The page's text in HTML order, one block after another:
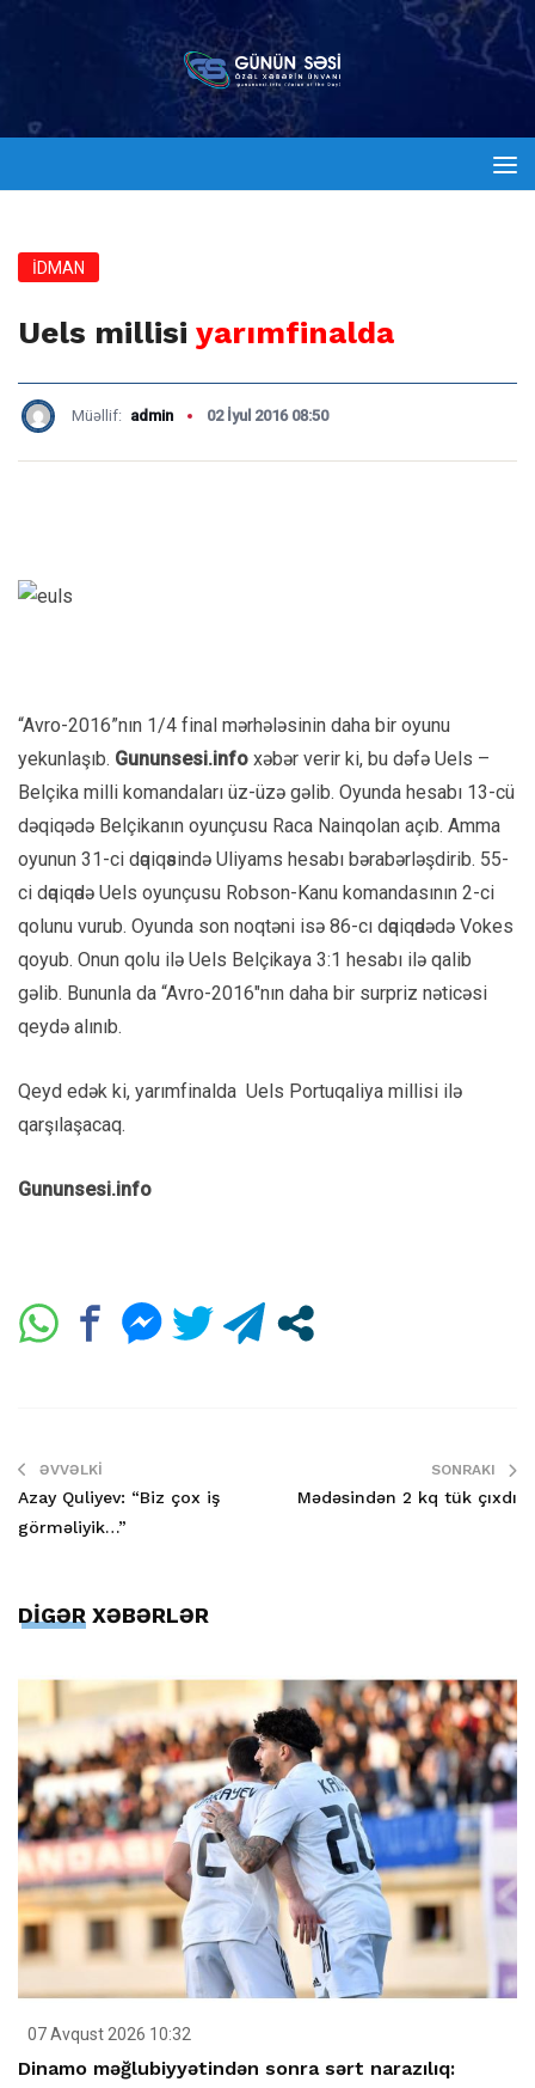
İDMAN
Uels millisi yarımfinalda
Müəllif: admin 02 İyul 2016 08:50
“Avro-2016”nın 1/4 final mərhələsinin daha bir oyunu
yekunlaşıb. Gununsesi.info xəbər verir ki, bu dəfə Uels –
Belçika milli komandaları üz-üzə gəlib. Oyunda hesabı 13-cü
dəqiqədə Belçikanın oyunçusu Raca Nainqolan açıb. Amma
oyunun 31-ci dәqiqәsində Uliyams hesabı bərabərləşdirib. 55-
ci dәqiqәdə Uels oyunçusu Robson-Kanu komandasının 2-ci
qolunu vurub. Oyunda son noqtəni isə 86-cı dәqiqәdədə Vokes
qoyub. Onun qolu ilə Uels Belçikaya 3:1 hesabı ilə qalib
gəlib. Bununla da “Avro-2016″nın daha bir surpriz nəticəsi
qeydə alınıb.
Qeyd edək ki, yarımfinalda Uels Portuqaliya millisi ilə
qarşılaşacaq.
Gununsesi.info
ƏVVƏLKI
Azay Quliyev: “Biz çox iş
görməliyik…”
SONRAKI
Mədəsindən 2 kq tük çıxdı
DİGƏR XƏBƏRLƏR
07 Avqust 2026 10:32
Dinamo məğlubiyyətindən sonra sərt narazılıq: